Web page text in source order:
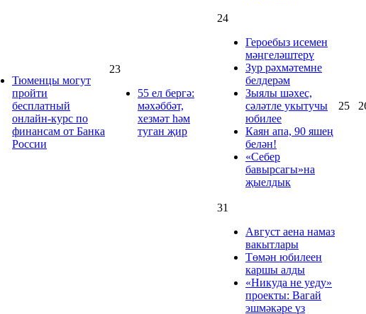
Тюменцы могут
пройти
бесплатный
онлайн-курс по
финансам от Банка
России
23
55 ел бергә:
мәхәббәт,
хезмәт һәм
туган җир
24
Героебыз исемен
мәңгеләштерү
Зур рәхмәтемне
белдерәм
Зыялы шәхес,
сәләтле укытучы
юбилее
Каян апа, 90 яшең
белән!
«Себер
бавырсагы»на
җыелдык
25
31
Август аена намаз
вакытлары
Төмән юбилеен
каршы алды
«Никуда не уеду»
проекты: Вагай
эшмәкәре үз